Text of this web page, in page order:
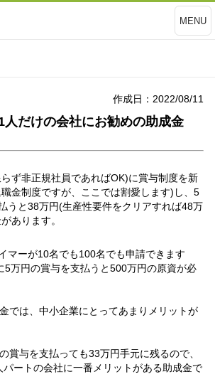
MENU
作成日：2022/08/11
人だけの会社にお勧めの助成金
ず非正規社員であればOK)に賞与制度を新
金制度ですが、ここでは割愛します)し、5
うと38万円(生産性要件をクリアすれば48万
あります。
マーが10名でも100名でも申請できます
5万円の賞与を支払うと500万円の原資が必
では、中小企業にとってあまりメリットが
賞与を支払っても33万円手元に残るので、
ートの会社に一番メリットがある助成金で